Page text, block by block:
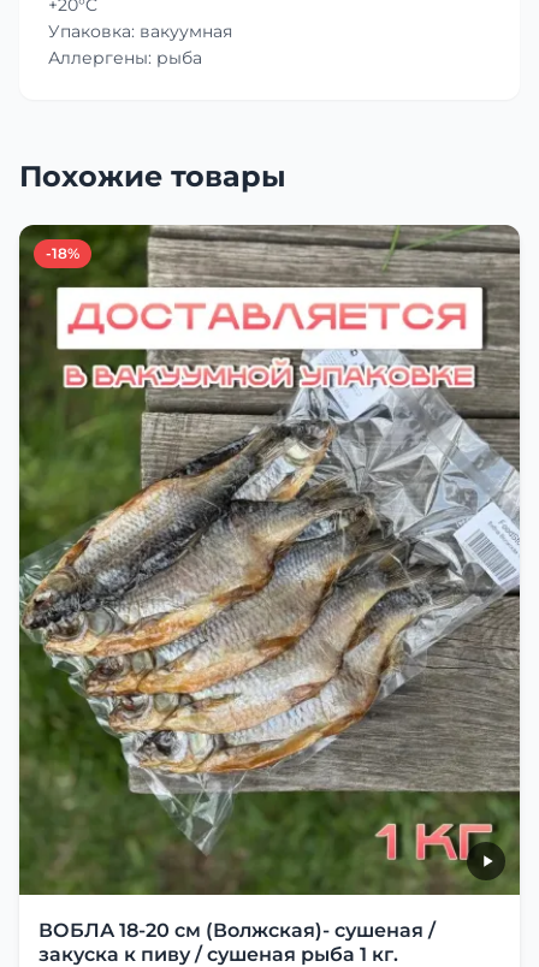
+20°C
Упаковка: вакуумная
Аллергены: рыба
Похожие товары
-18%
ВОБЛА 18-20 см (Волжская)- сушеная /
закуска к пиву / сушеная рыба 1 кг.